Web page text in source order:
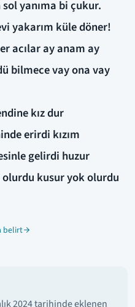
yanıma bi çukur.
yakarım küle döner!
acılar ay anam ay
bilmece vay ona vay
kız dur
erirdi kızım
gelirdi huzur
olurdu kusur yok olurdu
belirt
2024 tarihinde eklenen